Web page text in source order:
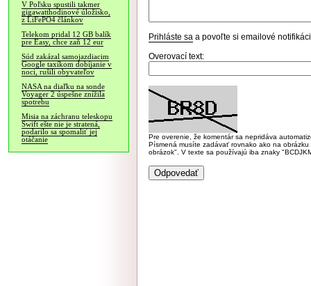
V Poľsku spustili takmer
gigawatthodinové úložisko,
z LiFePO4 článkov
Telekom pridal 12 GB balík
pre Easy, chce zaň 12 eur
Súd zakázal samojazdiacim
Google taxíkom dobíjanie v
noci, rušili obyvateľov
NASA na diaľku na sonde
Voyager 2 úspešne znížila
spotrebu
Misia na záchranu teleskopu
Swift ešte nie je stratená,
podarilo sa spomaliť jej
otáčanie
Prihláste sa a povoľte si emailové
Overovací text:
Pre overenie, že komentár sa nepridáva
Písmená musíte zadávať rovnako ako na
obrázok". V texte sa používajú iba znaky